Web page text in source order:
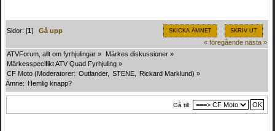
SKICKA ÄMNET SKRIV UT
Sidor: [1]Gå upp
« föregående nästa »
ATVForum, allt om fyrhjulingar » Märkes diskussioner »
Märkesspecifikt ATV Quad Fyrhjuling »
CF Moto (Moderatorer: Outlander, STENE Rickard Marklund) »
Ämne: Hemlig knapp?
Gå till: